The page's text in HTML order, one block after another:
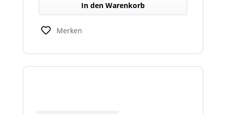
In den Warenkorb
Merken